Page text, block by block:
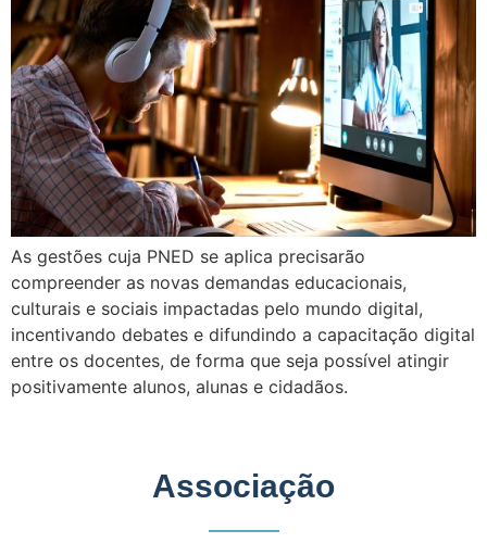
As gestões cuja PNED se aplica precisarão
compreender as novas demandas educacionais,
culturais e sociais impactadas pelo mundo digital,
incentivando debates e difundindo a capacitação digital
entre os docentes, de forma que seja possível atingir
positivamente alunos, alunas e cidadãos.
Associação